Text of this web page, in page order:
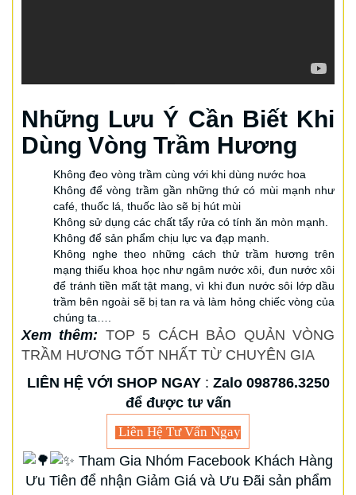
Những Lưu Ý Cần Biết Khi
Dùng Vòng Trầm Hương
Không đeo vòng trầm cùng với khi dùng nước hoa
Không để vòng trầm gần những thứ có mùi mạnh như
café, thuốc lá, thuốc lào sẽ bị hút mùi
Không sử dụng các chất tẩy rửa có tính ăn mòn mạnh.
Không để sản phẩm chịu lực va đạp mạnh.
Không nghe theo những cách thử trầm hương trên
mạng thiếu khoa học như ngâm nước xôi, đun nước xôi
để tránh tiền mất tật mang, vì khi đun nước sôi lớp dầu
trầm bên ngoài sẽ bị tan ra và làm hỏng chiếc vòng của
chúng ta….
Xem thêm: TOP 5 CÁCH BẢO QUẢN VÒNG
TRẦM HƯƠNG TỐT NHẤT TỪ CHUYÊN GIA
LIÊN HỆ VỚI SHOP NGAY: Zalo 098786.3250
để được tư vấn
Liên Hệ Tư Vấn Ngay
Tham Gia Nhóm Facebook Khách Hàng
Ưu Tiên để nhận Giảm Giá và Ưu Đãi sản phẩm